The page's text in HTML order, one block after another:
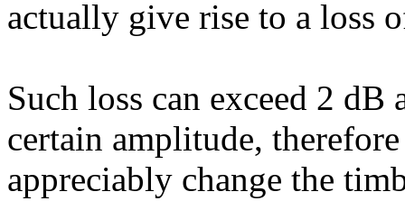
actually give rise to a loss
Such loss can exceed 2
certain amplitude,
appreciably change the